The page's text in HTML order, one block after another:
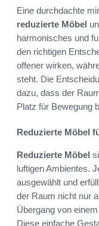
Eine durchdachte
reduzierte Möbel
harmonisches und
den richtigen
offener wirken,
steht. Die
dazu, dass der
Platz für Bewegung
Reduzierte Möbel
Reduzierte Möbel
luftigen Ambientes.
ausgewählt und
der Raum nicht nur
Übergang von
Diese einfache